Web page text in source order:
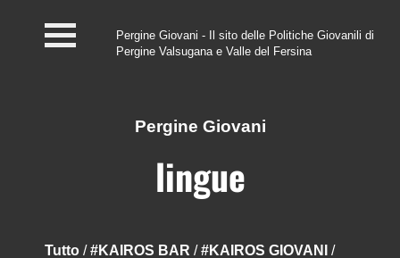
#InfoPoint
Centro #Kairos
PGZ Pergine e Valle
Pergine Giovani - Il sito delle Politiche Giovanili di
Pergine Valsugana e Valle del Fersina
Pergine Giovani
lingue
Tutto /#KAIROS BAR /#KAIROS GIOVANI /